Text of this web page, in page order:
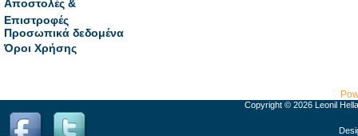
Αποστολές &
Επιστροφές
Προσωπικά δεδομένα
Όροι Χρήσης
Copyright © 2026 Leonil